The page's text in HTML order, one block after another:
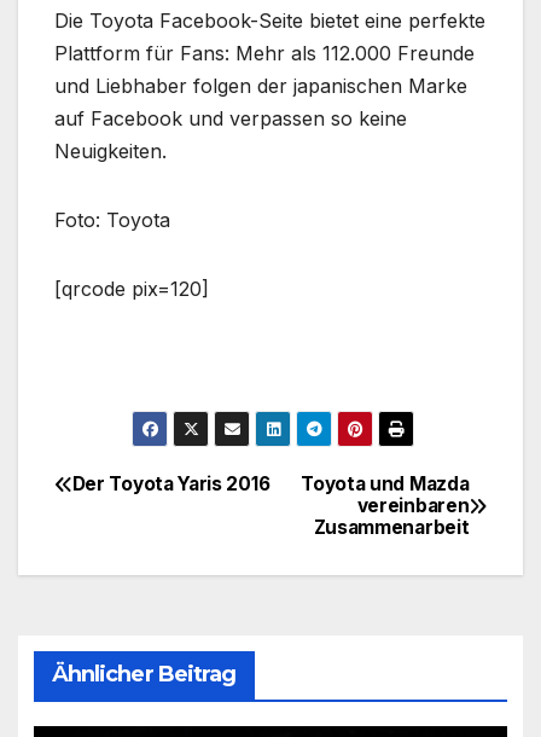
Die Toyota Facebook-Seite bietet eine perfekte
Plattform für Fans: Mehr als 112.000 Freunde
und Liebhaber folgen der japanischen Marke
auf Facebook und verpassen so keine
Neuigkeiten.
Foto: Toyota
[qrcode pix=120]
Beitragsnavigation
Toyota und Mazda
vereinbaren
Zusammenarbeit
Der Toyota Yaris 2016
Ähnlicher Beitrag